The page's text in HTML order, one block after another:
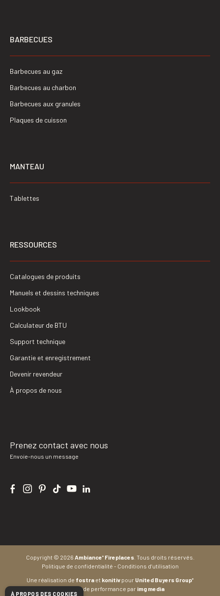
BARBECUES
Barbecues au gaz
Barbecues au charbon
Barbecues aux granules
Plaques de cuisson
MANTEAU
Tablettes
RESSOURCES
Catalogues de produits
Manuels et dessins techniques
Lookbook
Calculateur de BTU
Support technique
Garantie et enregistrement
Devenir revendeur
À propos de nous
Prenez contact avec nous
Envoie-nous un message
Copyright © 2026 Ambiance®Fireplaces. Tous droits réservés.
Politique de confidentialité - Conditions d’utilisation
Une réalisation de fostra et konitiv pour United Buyers Group®
Marketing de performance par img media
À PROPOS DES COOKIES